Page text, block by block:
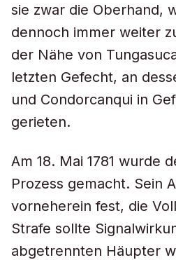
sie zwar die Oberhand,
dennoch immer weiter
der Nähe von
letzten Gefecht, an
und Condorcanqui in
gerieten.
Am 18. Mai 1781 wurde
Prozess gemacht. Sein
vorneherein fest, die
Strafe sollte
abgetrennten Häupter